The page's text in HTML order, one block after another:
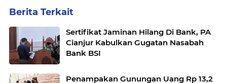
Berita Terkait
Sertifikat Jaminan Hilang Di Bank, PA
Cianjur Kabulkan Gugatan Nasabah
Bank BSI
Penampakan Gunungan Uang Rp 13,2